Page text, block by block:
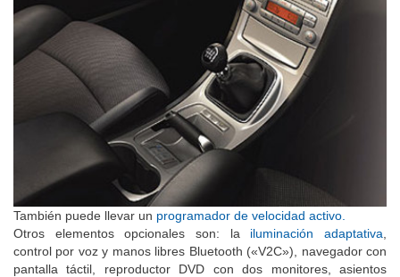
También puede llevar un programador de velocidad activo.
Otros elementos opcionales son: la iluminación adaptativa
control por voz y manos libres Bluetooth («V2C»), navegador con
pantalla táctil, reproductor DVD con dos monitores, asientos